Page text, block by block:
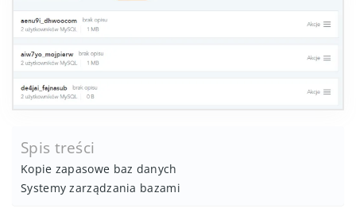
Spis treści
Kopie zapasowe baz danych
Systemy zarządzania bazami